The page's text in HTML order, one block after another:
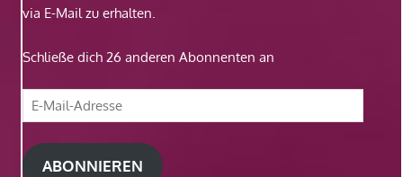
via E-Mail zu erhalten.
Schließe dich 26 anderen Abonnenten an
E-
Mail-
Adresse
ABONNIEREN